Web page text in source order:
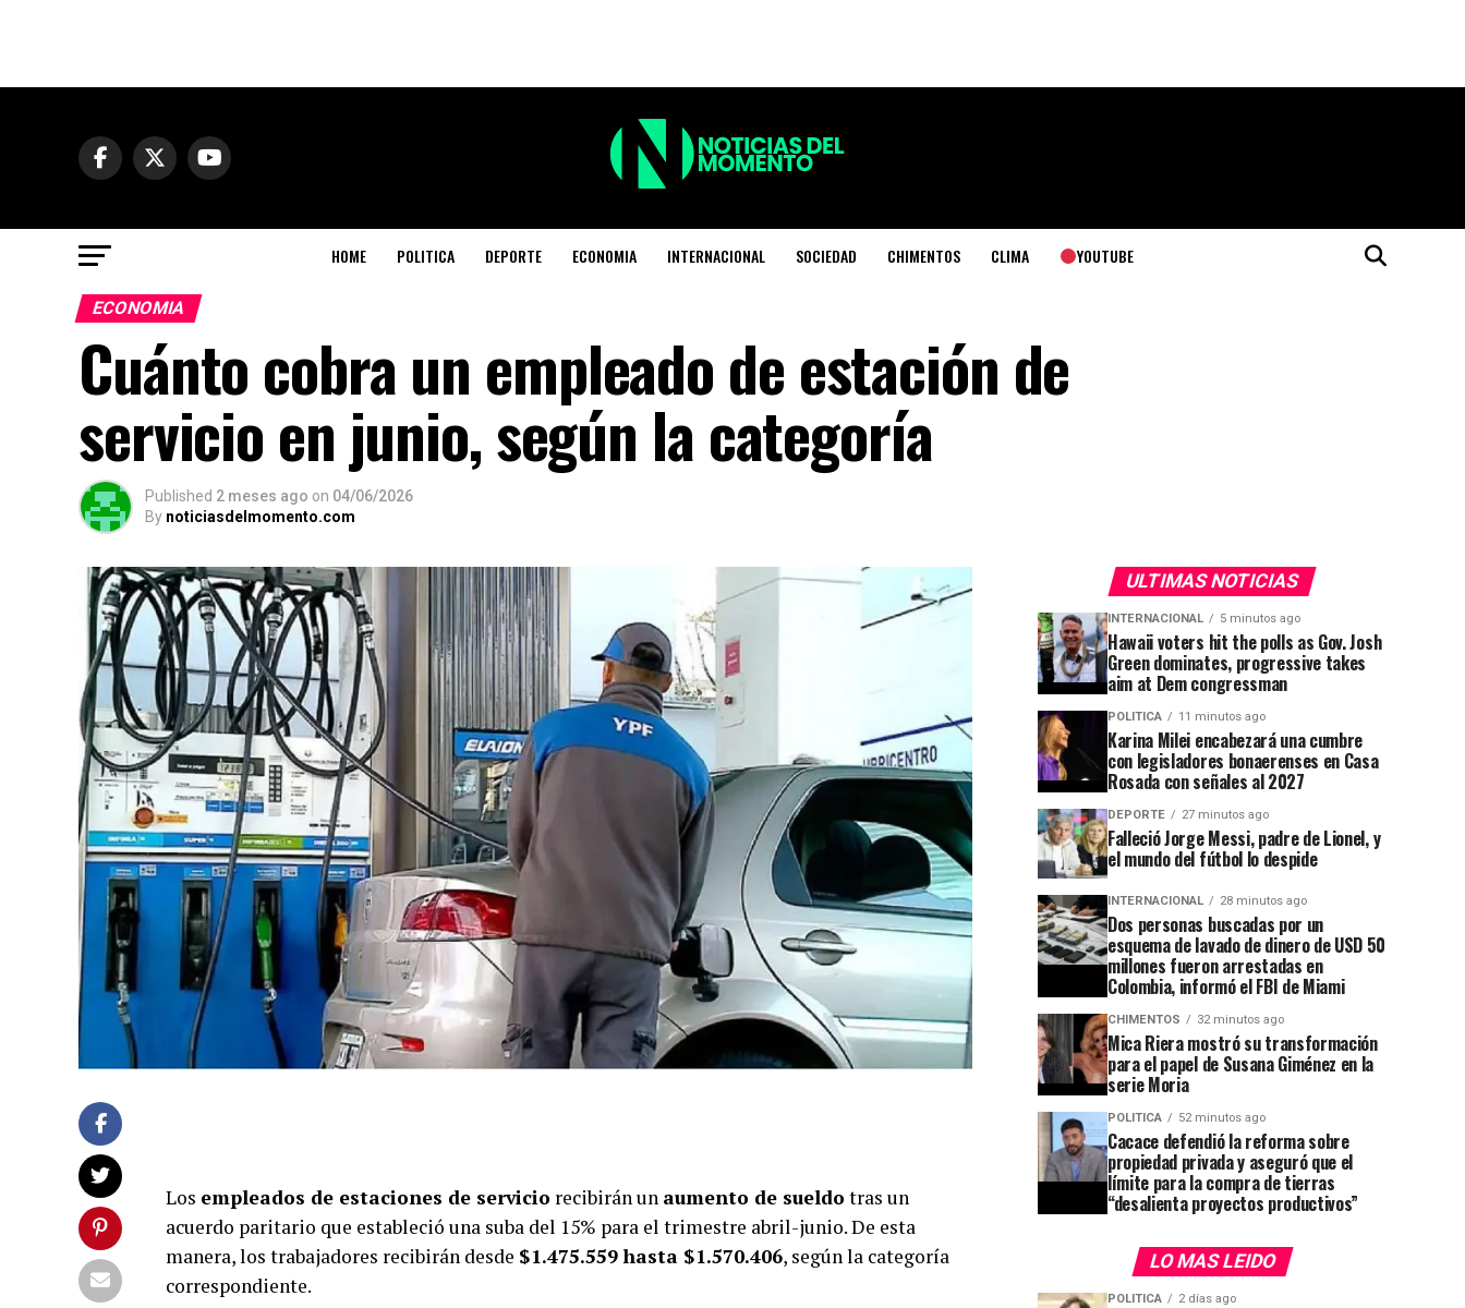
HOME POLITICA DEPORTE ECONOMIA INTERNACIONAL SOCIEDAD CHIMENTOS CLIMA YOUTUBE
ECONOMIA
Cuánto cobra un empleado de estación de
servicio en junio, según la categoría
Published 2 meses ago on 04/06/2026
By noticiasdelmomento.com
Los empleados de estaciones de servicio recibirán un aumento de sueldo tras un
acuerdo paritario que estableció una suba del 15% para el trimestre abril-junio. De esta
manera, los trabajadores recibirán desde $1.475.559 hasta $1.570.406, según la categoría
correspondiente.
ULTIMAS NOTICIAS
INTERNACIONAL 5 minutos ago
Hawaii voters hit the polls as Gov. Josh
Green dominates, progressive takes
aim at Dem congressman
POLITICA 11 minutos ago
Karina Milei encabezará una cumbre
con legisladores bonaerenses en Casa
Rosada con señales al 2027
DEPORTE 27 minutos ago
Falleció Jorge Messi, padre de Lionel, y
el mundo del fútbol lo despide
INTERNACIONAL 28 minutos ago
Dos personas buscadas por un
esquema de lavado de dinero de USD 50
millones fueron arrestadas en
Colombia, informó el FBI de Miami
CHIMENTOS 32 minutos ago
Mica Riera mostró su transformación
para el papel de Susana Giménez en la
serie Moria
POLITICA 52 minutos ago
Cacace defendió la reforma sobre
propiedad privada y aseguró que el
límite para la compra de tierras
“desalienta proyectos productivos”
LO MAS LEIDO
POLITICA 2 días ago